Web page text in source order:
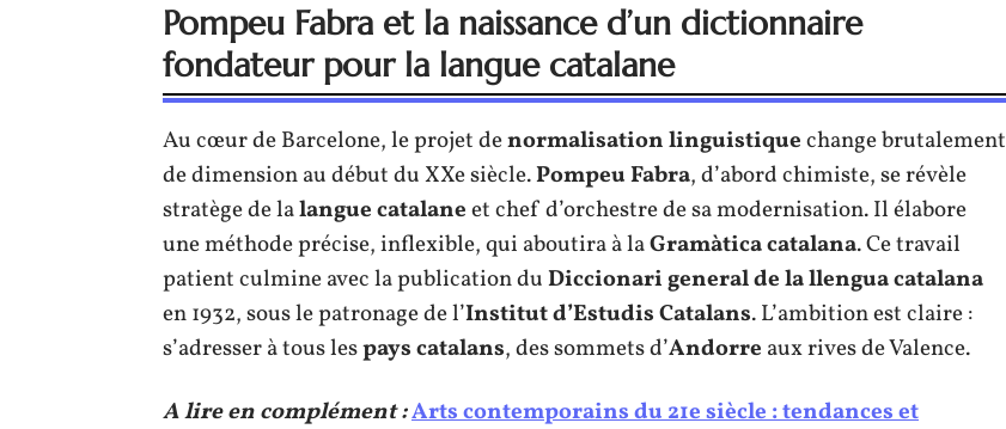
Pompeu Fabra et la naissance d’un dictionnaire
fondateur pour la langue catalane
Au cœur de Barcelone, le projet denormalisation linguistiquechange brutalement
de dimension au début du XXe siècle.Pompeu Fabra, d’abord chimiste, se révèle
stratège de lalangue catalaneet chef d’orchestre de sa modernisation. Il élabore
une méthode précise, inflexible, qui aboutira à laGramàtica catalana. Ce travail
patient culmine avec la publication duDiccionari general de la llengua catalana
en 1932, sous le patronage de l’Institut d’Estudis Catalans. L’ambition est claire :
s’adresser à tous lespays catalans, des sommets d’Andorre aux rives de Valence.
A lire en complément :Arts contemporains du 21e siècle : tendances et